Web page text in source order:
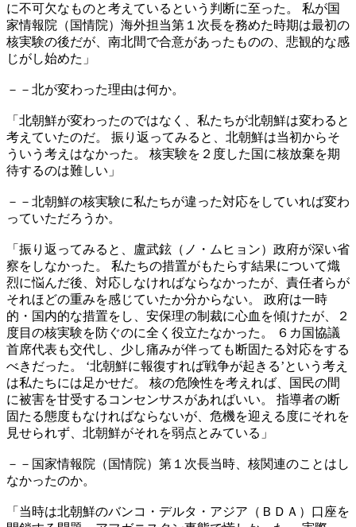
に不可欠なものと考えているという判断に至った。 私が国
家情報院（国情院）海外担当第１次長を務めた時期は最初の
核実験の後だが、南北間で合意があったものの、悲観的な感
じがし始めた」
－－北が変わった理由は何か。
「北朝鮮が変わったのではなく、私たちが北朝鮮は変わると
考えていたのだ。 振り返ってみると、北朝鮮は当初からそ
ういう考えはなかった。 核実験を２度した国に核放棄を期
待するのは難しい」
－－北朝鮮の核実験に私たちが違った対応をしていれば変わ
っていただろうか。
「振り返ってみると、盧武鉉（ノ・ムヒョン）政府が深い省
察をしなかった。 私たちの措置がもたらす結果について熾
烈に悩んだ後、対応しなければならなかったが、責任者らが
それほどの重みを感じていたか分からない。 政府は一時
的・国内的な措置をし、安保理の制裁に心血を傾けたが、２
度目の核実験を防ぐのに全く役立たなかった。 ６カ国協議
首席代表も交代し、少し痛みが伴っても断固たる対応をする
べきだった。 ‘北朝鮮に報復すれば戦争が起きる’という考え
は私たちには足かせだ。 核の危険性を考えれば、国民の間
に被害を甘受するコンセンサスがあればいい。 指導者の断
固たる態度もなければならないが、危機を迎える度にそれを
見せられず、北朝鮮がそれを弱点とみている」
－－国家情報院（国情院）第１次長当時、核関連のことはし
なかったのか。
「当時は北朝鮮のバンコ・デルタ・アジア（ＢＤＡ）口座を